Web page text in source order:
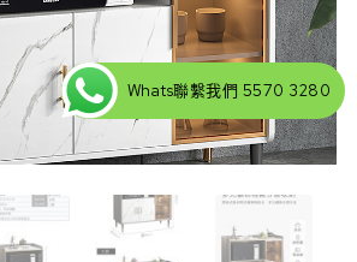
Whats聯繫我們 5570 3280